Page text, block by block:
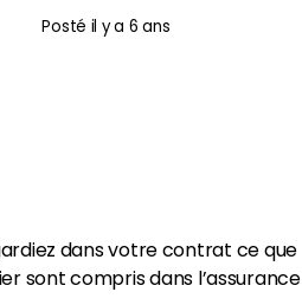
Posté il y a 6 ans
dans votre contrat ce que
sont compris dans l’assurance